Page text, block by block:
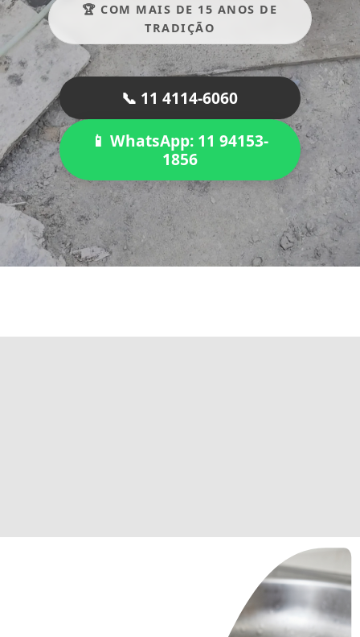
🏆 COM MAIS DE 15 ANOS DE
TRADIÇÃO
📞 11 4114-6060
📱 WhatsApp: 11 94153-
1856